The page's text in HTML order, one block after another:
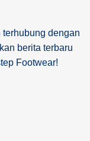
dengan
berita terbaru
Footwear!